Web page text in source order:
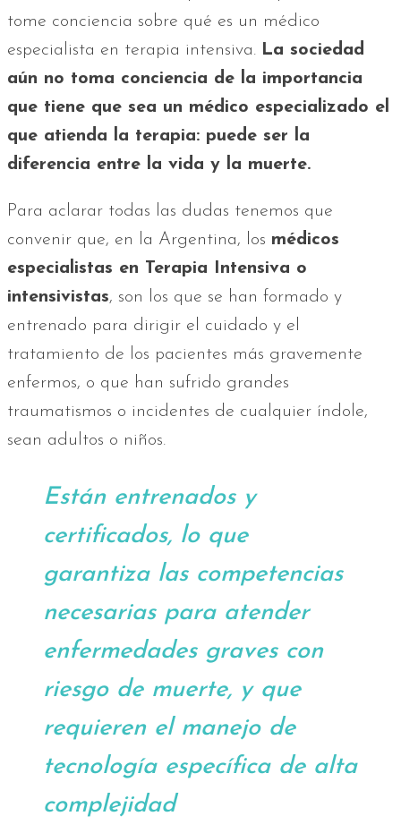
tome conciencia sobre qué es un médico
especialista en terapia intensiva. La sociedad
aún no toma conciencia de la importancia
que tiene que sea un médico especializado el
que atienda la terapia: puede ser la
diferencia entre la vida y la muerte.
Para aclarar todas las dudas tenemos que
convenir que, en la Argentina, los médicos
especialistas en Terapia Intensiva o
intensivistas, son los que se han formado y
entrenado para dirigir el cuidado y el
tratamiento de los pacientes más gravemente
enfermos, o que han sufrido grandes
traumatismos o incidentes de cualquier índole,
sean adultos o niños.
Están entrenados y
certificados, lo que
garantiza las competencias
necesarias para atender
enfermedades graves con
riesgo de muerte, y que
requieren el manejo de
tecnología específica de alta
complejidad